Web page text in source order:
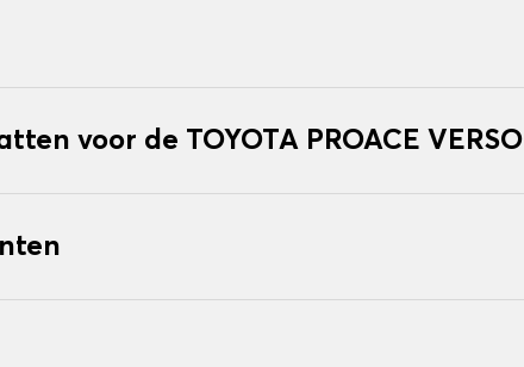
voor de TOYOTA PROACE VERSO